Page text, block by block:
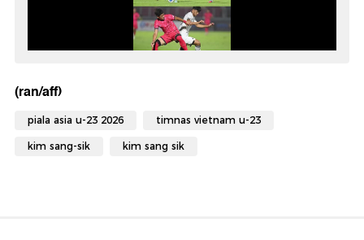
(ran/aff)
piala asia u-23 2026 timnas vietnam u-23
kim sang-sik kim sang sik